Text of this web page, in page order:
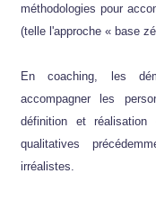
méthodologies pour
(telle l'approche « base
En coaching, les
accompagner les
définition et réalisation
qualitatives
irréalistes.